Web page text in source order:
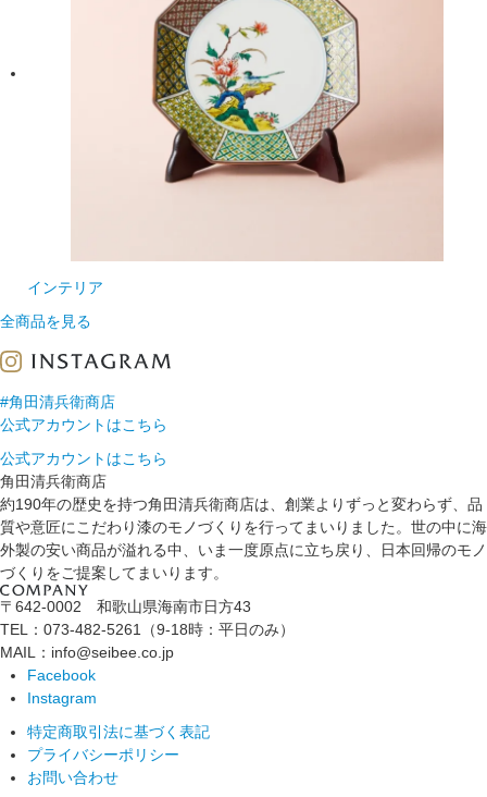
インテリア
全商品を見る
#角田清兵衛商店
公式アカウントはこちら
公式アカウントはこちら
角田清兵衛商店
約190年の歴史を持つ角田清兵衛商店は、創業よりずっと変わらず、品
質や意匠にこだわり漆のモノづくりを行ってまいりました。世の中に海
外製の安い商品が溢れる中、いま一度原点に立ち戻り、日本回帰のモノ
づくりをご提案してまいります。
〒642-0002 和歌山県海南市日方43
TEL：073-482-5261（9-18時：平日のみ）
MAIL：info@seibee.co.jp
Facebook
Instagram
特定商取引法に基づく表記
プライバシーポリシー
お問い合わせ